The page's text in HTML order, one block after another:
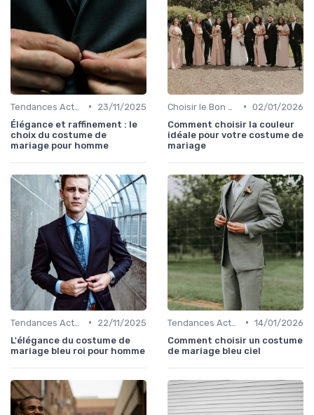
•
23/11/2025
Élégance et raffinement : le
choix du costume de
mariage pour homme
• 02/01/2026
Comment choisir la couleur
idéale pour votre costume de
mariage
•
22/11/2025
L'élégance du costume de
mariage bleu roi pour homme
• 14/01/2026
Comment choisir un costume
de mariage bleu ciel